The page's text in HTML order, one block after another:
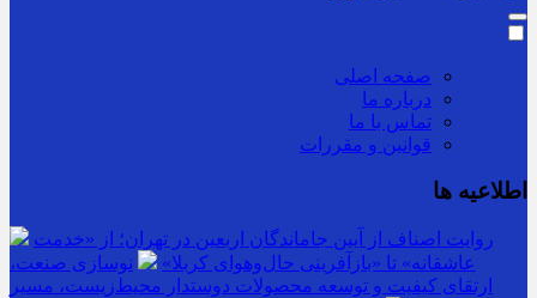
صفحه اصلی
درباره ما
تماس با ما
قوانین و مقررات
اطلاعیه ها
روایت اصناف از آیین جاماندگان اربعین در تهران؛ از «خدمت
عاشقانه» تا «بازآفرینی حال‌وهوای کربلا»
نوسازی صنعت،
ارتقای کیفیت و توسعه محصولات دوستدار محیط‌زیست، مسیر